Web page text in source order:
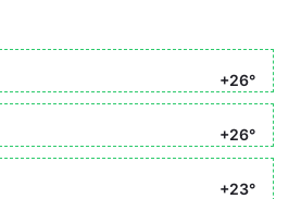
+26°
+26°
+23°